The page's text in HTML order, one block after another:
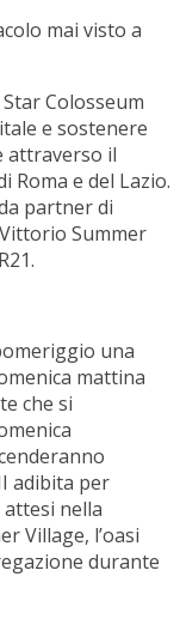
mai visto a
Colosseum
e sostenere
attraverso il
Roma e del Lazio.
partner di
Summer
una
mattina
che si
adibita per
nella
Village, l’oasi
durante